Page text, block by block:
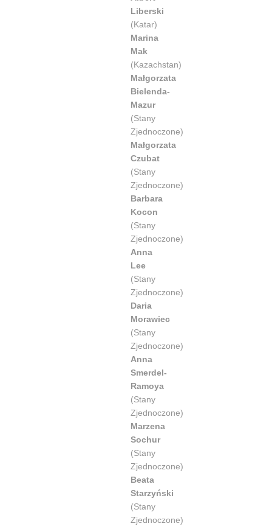
Liberski
(Katar)
Marina
Mak
(Kazachstan)
Małgorzata
Bielenda-
Mazur
(Stany
Zjednoczone)
Małgorzata
Czubat
(Stany
Zjednoczone)
Barbara
Kocon
(Stany
Zjednoczone)
Anna
Lee
(Stany
Zjednoczone)
Daria
Morawiec
(Stany
Zjednoczone)
Anna
Smerdel-
Ramoya
(Stany
Zjednoczone)
Marzena
Sochur
(Stany
Zjednoczone)
Beata
Starzyński
(Stany
Zjednoczone)